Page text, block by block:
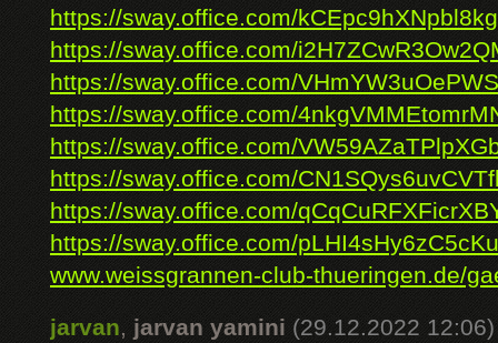
https://sway.office.com/
https://sway.office.com/
https://sway.office.com/
https://sway.office.com/
https://sway.office.com/
https://sway.office.com/
https://sway.office.com/
https://sway.office.com/
www.weissgrannen-club-thueringen.de/
jarvan,jarvan yamini (29.12.2022 12:06)